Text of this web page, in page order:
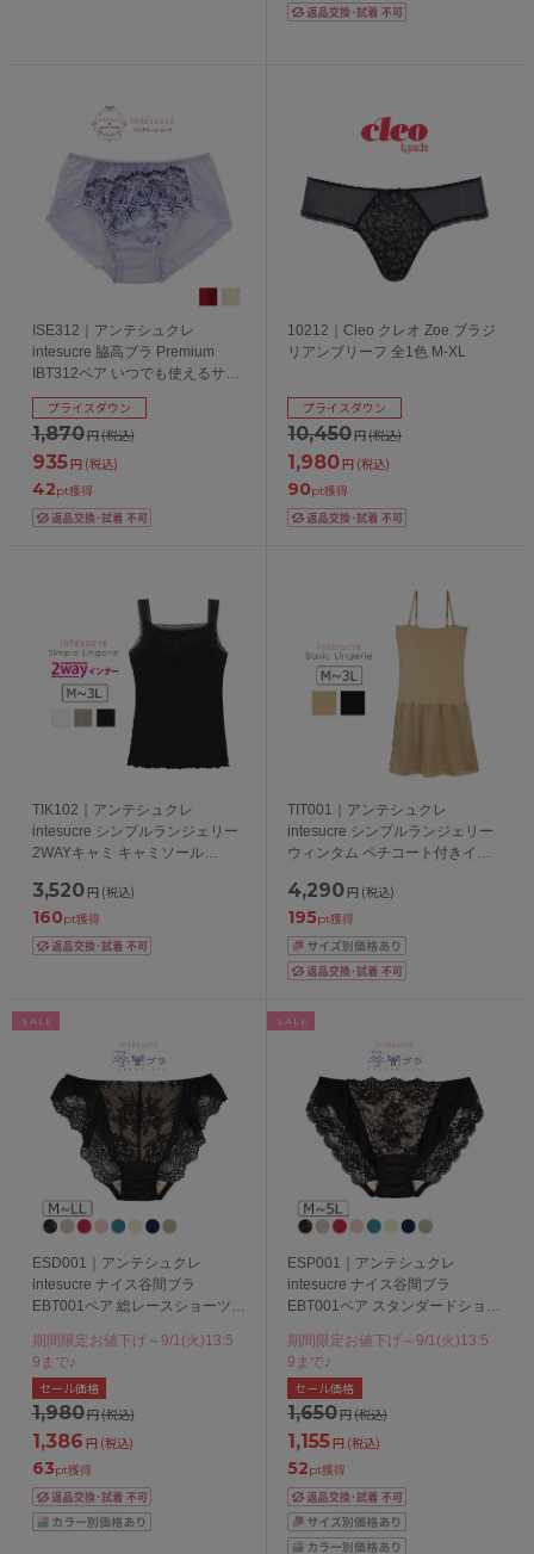
ISE312｜アンテシュクレ
intesucre 脇高ブラ Premium
IBT312ペア いつでも使えるサニ
タリーショーツ M-LL
1,870円(税込)
プライスダウン
935円 (税込)
42pt獲得
10212｜Cleo クレオ Zoe ブラジ
リアンブリーフ 全1色 M-XL
10,450円(税込)
プライスダウン
1,980円 (税込)
90pt獲得
TIK102｜アンテシュクレ
intesucre シンプルランジェリー
2WAYキャミ キャミソール
3,520 円 (税込)
160pt獲得
TIT001｜アンテシュクレ
intesucre シンプルランジェリー
ウィンタム ペチコート付きイン
日本製
4,290 円 (税込)
195pt獲得
SALE
ESD001｜アンテシュクレ
intesucre ナイス谷間ブラ
EBT001ペア 総レースショーツ
期間限定お値下げ～9/1(火)13:5
9まで♪
1,980円(税込)
セール価格
1,386 円 (税込)
63pt獲得
SALE
ESP001｜アンテシュクレ
intesucre ナイス谷間ブラ
EBT001ペア スタンダードショー
期間限定お値下げ～9/1(火)13:5
9まで♪
1,650円(税込)
セール価格
1,155円 (税込)
52pt獲得